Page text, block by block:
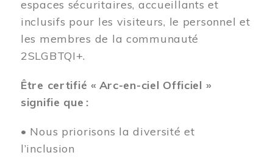
espaces sécuritaires, accueillants et
inclusifs pour les visiteurs, le personnel et
les membres de la communauté
2SLGBTQI+.
Être certifié « Arc-en-ciel Officiel »
signifie que :
• Nous priorisons la diversité et
l’inclusion